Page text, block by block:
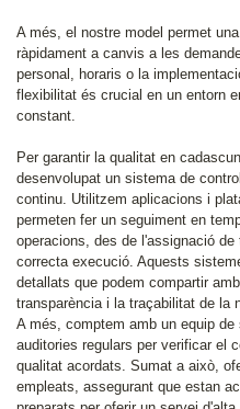
A més, el nostre model permet
ràpidament a canvis a les
personal, horaris o la
flexibilitat és crucial en un entorn
constant.
Per garantir la qualitat en
desenvolupat un sistema de
continu. Utilitzem aplicacions i
permeten fer un seguiment en
operacions, des de l'assignació
correcta execució. Aquests
detallats que podem compartir
transparència i la traçabilitat de la
A més, comptem amb un equip
auditories regulars per verificar el
qualitat acordats. Sumat a això,
empleats, assegurant que estan